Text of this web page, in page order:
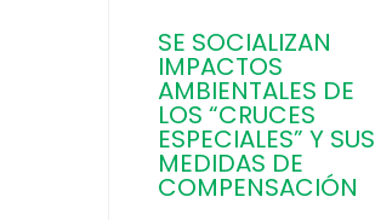
SE SOCIALIZAN
IMPACTOS
AMBIENTALES DE
LOS “CRUCES
ESPECIALES” Y SUS
MEDIDAS DE
COMPENSACIÓN